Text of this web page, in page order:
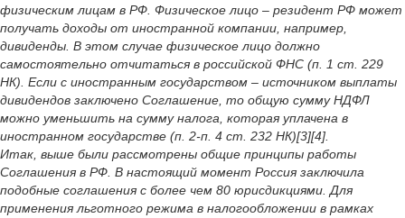
физическим лицам в РФ. Физическое лицо – резидент РФ может
получать доходы от иностранной компании, например,
дивиденды. В этом случае физическое лицо должно
самостоятельно отчитаться в российской ФНС (п. 1 ст. 229
НК). Если с иностранным государством – источником выплаты
дивидендов заключено Соглашение, то общую сумму НДФЛ
можно уменьшить на сумму налога, которая уплачена в
иностранном государстве (п. 2-п. 4 ст. 232 НК)[3][4].
Итак, выше были рассмотрены общие принципы работы
Соглашения в РФ. В настоящий момент Россия заключила
подобные соглашения с более чем 80 юрисдикциями. Для
применения льготного режима в налогообложении в рамках